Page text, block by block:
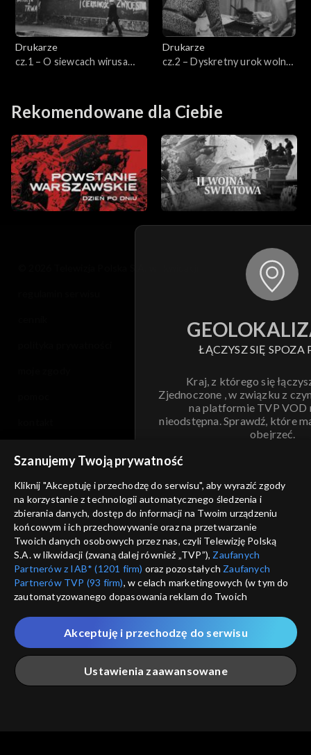
Drukarze
cz.1 – O siewcach wirusa
Drukarze
cz.2 – Dyskretny urok wolnej
Rekomendowane dla Ciebie
ŁĄCZYSZ SIĘ SPOZA
Kraj, z którego się
Zjednoczone , w związku z
na platformie TVP VOD
nieodstępna. Sprawdź, które
obejrzeć.
ANULUJ
informacje o dostawcy usług
Szanujemy Twoją prywatność
Kliknij "Akceptuję i przechodzę do serwisu", aby wyrazić zgody
na korzystanie z technologii automatycznego śledzenia i
zbierania danych, dostęp do informacji na Twoim urządzeniu
końcowym i ich przechowywanie oraz na przetwarzanie
Twoich danych osobowych przez nas, czyli Telewizję Polską
S.A. w likwidacji (zwaną dalej również „TVP”), Zaufanych
Partnerów z IAB* (1201 firm) oraz pozostałych Zaufanych
Partnerów TVP (93 firm), w celach marketingowych (w tym do
zautomatyzowanego dopasowania reklam do Twoich
które wskazujemy poniżej, a także zgody na udostępnianie
przez nas identyfikatora PPID do Google.
Twoje dane osobowe zbierane podczas odwiedzania przez
Ciebie naszych
poszczególnych serwisówzwanych dalej
„Portalem”, w tym informacje zapisywane za pomocą
Ustawienia zaawansowane
Akceptuję i przechodzę do serwisu